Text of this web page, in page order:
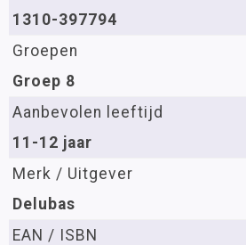
1310-397794
Groepen
Groep 8
Aanbevolen leeftijd
11-12 jaar
Merk / Uitgever
Delubas
EAN / ISBN